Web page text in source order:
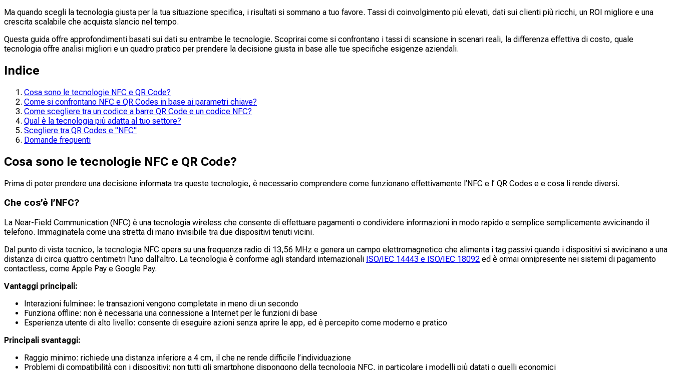
Ma quando scegli la tecnologia giusta per la tua situazione specifica, i risultati si sommano a tuo favore. Tassi di coinvolgimento più elevati, dati sui clienti più ricchi, un ROI migliore e una
crescita scalabile che acquista slancio nel tempo.
Questa guida offre approfondimenti basati sui dati su entrambe le tecnologie. Scoprirai come si confrontano i tassi di scansione in scenari reali, la differenza effettiva di costo, quale
tecnologia offre analisi migliori e un quadro pratico per prendere la decisione giusta in base alle tue specifiche esigenze aziendali.
Indice
Cosa sono le tecnologie NFC e QR Code?
Come si confrontano NFC e QR Codes in base ai parametri chiave?
Come scegliere tra un codice a barre QR Code e un codice NFC?
Qual è la tecnologia più adatta al tuo settore?
Scegliere tra QR Codes e "NFC"
Domande frequenti
Cosa sono le tecnologie NFC e QR Code?
Prima di poter prendere una decisione informata tra queste tecnologie, è necessario comprendere come funzionano effettivamente l’NFC e l’ QR Codes e e cosa li rende diversi.
Che cos’è l’NFC?
La Near-Field Communication (NFC) è una tecnologia wireless che consente di effettuare pagamenti o condividere informazioni in modo rapido e semplice semplicemente avvicinando il
telefono. Immaginatela come una stretta di mano invisibile tra due dispositivi tenuti vicini.
Dal punto di vista tecnico, la tecnologia NFC opera su una frequenza radio di 13,56 MHz e genera un campo elettromagnetico che alimenta i tag passivi quando i dispositivi si avvicinano a una
distanza di circa quattro centimetri l'uno dall'altro. La tecnologia è conforme agli standard internazionali ISO/IEC 14443 e ISO/IEC 18092 ed è ormai onnipresente nei sistemi di pagamento
contactless, come Apple Pay e Google Pay.
Vantaggi principali:
Interazioni fulminee: le transazioni vengono completate in meno di un secondo
Funziona offline: non è necessaria una connessione a Internet per le funzioni di base
Esperienza utente di alto livello: consente di eseguire azioni senza aprire le app, ed è percepito come moderno e pratico
Principali svantaggi:
Raggio minimo: richiede una distanza inferiore a 4 cm, il che ne rende difficile l’individuazione
Problemi di compatibilità con i dispositivi: non tutti gli smartphone dispongono della tecnologia NFC, in particolare i modelli più datati o quelli economici